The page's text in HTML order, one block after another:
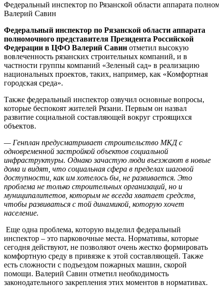
Федеральный инспектор по Рязанской области аппарата
Валерий Савин
Федеральный инспектор по Рязанской области аппарата
полномочного представителя Президента Российской
Федерации в ЦФО Валерий Савин отметил высокую
вовлеченность рязанских строительных компаний, и в
частности группы компаний «Зеленый сад» в реализацию
национальных проектов, таких, например, как «Комфортная
городская среда».
Также федеральный инспектор озвучил основные вопросы,
которые беспокоят жителей Рязани. Первым он назвал
развитие социальной составляющей вокруг строящихся
объектов.
— Генплан предусматривает строительство МКД с
одновременной застройкой объектов социальной
инфраструктуры. Однако зачастую люди въезжают в новые
дома и видят, что социальная сфера в пределах шаговой
доступности, как им хотелось бы, не развивается. Это
проблема не только строительных организаций, но и
муниципалитетов, которым не всегда хватает средств,
чтобы развиваться с той динамикой, которую хочет
население.
Еще одна проблема, которую выделил федеральный
инспектор – это парковочные места. Нормативы, которые
сегодня действуют, не позволяют очень жестко формировать
комфортную среду в привязке к этой составляющей. Также
есть сложности с подъездом пожарных машин, скорой
помощи. Валерий Савин отметил необходимость
законодательного закрепления этих моментов в нормативах.